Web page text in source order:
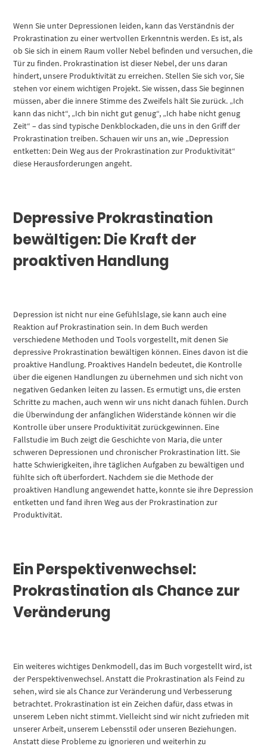
Wenn Sie unter Depressionen leiden, kann das Verständnis der
Prokrastination zu einer wertvollen Erkenntnis werden. Es ist, als
ob Sie sich in einem Raum voller Nebel befinden und versuchen, die
Tür zu finden. Prokrastination ist dieser Nebel, der uns daran
hindert, unsere Produktivität zu erreichen. Stellen Sie sich vor, Sie
stehen vor einem wichtigen Projekt. Sie wissen, dass Sie beginnen
müssen, aber die innere Stimme des Zweifels hält Sie zurück. „Ich
kann das nicht“, „Ich bin nicht gut genug“, „Ich habe nicht genug
Zeit“ – das sind typische Denkblockaden, die uns in den Griff der
Prokrastination treiben. Schauen wir uns an, wie „Depression
entketten: Dein Weg aus der Prokrastination zur Produktivität“
diese Herausforderungen angeht.
Depressive Prokrastination
bewältigen: Die Kraft der
proaktiven Handlung
Depression ist nicht nur eine Gefühlslage, sie kann auch eine
Reaktion auf Prokrastination sein. In dem Buch werden
verschiedene Methoden und Tools vorgestellt, mit denen Sie
depressive Prokrastination bewältigen können. Eines davon ist die
proaktive Handlung. Proaktives Handeln bedeutet, die Kontrolle
über die eigenen Handlungen zu übernehmen und sich nicht von
negativen Gedanken leiten zu lassen. Es ermutigt uns, die ersten
Schritte zu machen, auch wenn wir uns nicht danach fühlen. Durch
die Überwindung der anfänglichen Widerstände können wir die
Kontrolle über unsere Produktivität zurückgewinnen. Eine
Fallstudie im Buch zeigt die Geschichte von Maria, die unter
schweren Depressionen und chronischer Prokrastination litt. Sie
hatte Schwierigkeiten, ihre täglichen Aufgaben zu bewältigen und
fühlte sich oft überfordert. Nachdem sie die Methode der
proaktiven Handlung angewendet hatte, konnte sie ihre Depression
entketten und fand ihren Weg aus der Prokrastination zur
Produktivität.
Ein Perspektivenwechsel:
Prokrastination als Chance zur
Veränderung
Ein weiteres wichtiges Denkmodell, das im Buch vorgestellt wird, ist
der Perspektivenwechsel. Anstatt die Prokrastination als Feind zu
sehen, wird sie als Chance zur Veränderung und Verbesserung
betrachtet. Prokrastination ist ein Zeichen dafür, dass etwas in
unserem Leben nicht stimmt. Vielleicht sind wir nicht zufrieden mit
unserer Arbeit, unserem Lebensstil oder unseren Beziehungen.
Anstatt diese Probleme zu ignorieren und weiterhin zu